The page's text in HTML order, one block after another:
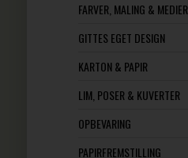
FARVER, MALING & MEDIER
GITTES EGET DESIGN
KARTON & PAPIR
LIM, POSER & KUVERTER
OPBEVARING
PAPIRFREMSTILLING